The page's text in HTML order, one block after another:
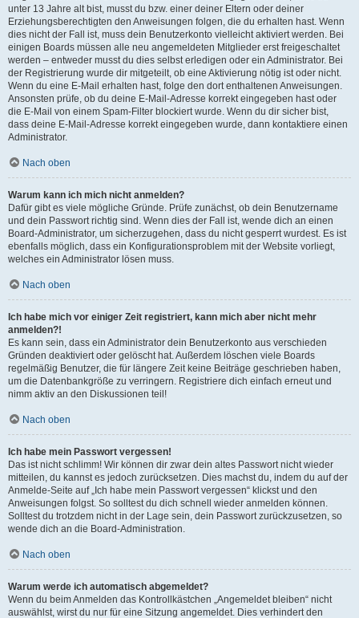
unter 13 Jahre alt bist, musst du bzw. einer deiner Eltern oder deiner
Erziehungsberechtigten den Anweisungen folgen, die du erhalten hast. Wenn
dies nicht der Fall ist, muss dein Benutzerkonto vielleicht aktiviert werden. Bei
einigen Boards müssen alle neu angemeldeten Mitglieder erst freigeschaltet
werden – entweder musst du dies selbst erledigen oder ein Administrator. Bei
der Registrierung wurde dir mitgeteilt, ob eine Aktivierung nötig ist oder nicht.
Wenn du eine E-Mail erhalten hast, folge den dort enthaltenen Anweisungen.
Ansonsten prüfe, ob du deine E-Mail-Adresse korrekt eingegeben hast oder
die E-Mail von einem Spam-Filter blockiert wurde. Wenn du dir sicher bist,
dass deine E-Mail-Adresse korrekt eingegeben wurde, dann kontaktiere einen
Administrator.
Nach oben
Warum kann ich mich nicht anmelden?
Dafür gibt es viele mögliche Gründe. Prüfe zunächst, ob dein Benutzername
und dein Passwort richtig sind. Wenn dies der Fall ist, wende dich an einen
Board-Administrator, um sicherzugehen, dass du nicht gesperrt wurdest. Es ist
ebenfalls möglich, dass ein Konfigurationsproblem mit der Website vorliegt,
welches ein Administrator lösen muss.
Nach oben
Ich habe mich vor einiger Zeit registriert, kann mich aber nicht mehr
anmelden?!
Es kann sein, dass ein Administrator dein Benutzerkonto aus verschieden
Gründen deaktiviert oder gelöscht hat. Außerdem löschen viele Boards
regelmäßig Benutzer, die für längere Zeit keine Beiträge geschrieben haben,
um die Datenbankgröße zu verringern. Registriere dich einfach erneut und
nimm aktiv an den Diskussionen teil!
Nach oben
Ich habe mein Passwort vergessen!
Das ist nicht schlimm! Wir können dir zwar dein altes Passwort nicht wieder
mitteilen, du kannst es jedoch zurücksetzen. Dies machst du, indem du auf der
Anmelde-Seite auf „Ich habe mein Passwort vergessen“ klickst und den
Anweisungen folgst. So solltest du dich schnell wieder anmelden können.
Solltest du trotzdem nicht in der Lage sein, dein Passwort zurückzusetzen, so
wende dich an die Board-Administration.
Nach oben
Warum werde ich automatisch abgemeldet?
Wenn du beim Anmelden das Kontrollkästchen „Angemeldet bleiben“ nicht
auswählst, wirst du nur für eine Sitzung angemeldet. Dies verhindert den